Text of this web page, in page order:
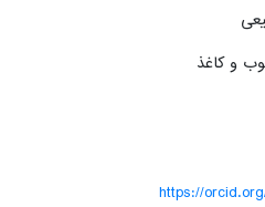
و کاغذ
https://